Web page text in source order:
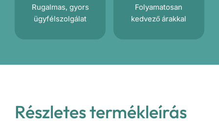
Rugalmas, gyors
ügyfélszolgálat
Folyamatosan
kedvező árakkal
Részletes termékleírás